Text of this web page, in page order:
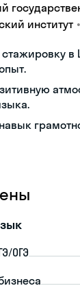
институт •
в
ОГЭ